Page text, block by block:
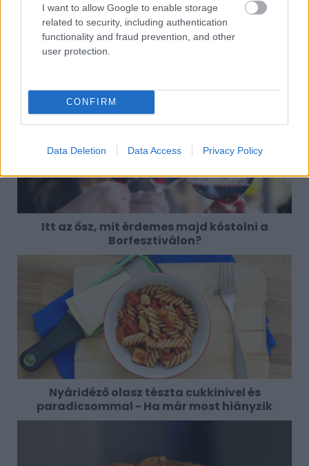
I want to allow Google to enable storage
related to security, including authentication
functionality and fraud prevention, and other
user protection.
CONFIRM
Data Deletion Data Access Privacy Policy
magvak
hüvelyesek chia
fehérjegazdag
húshelyettesítő
kelfélék
Itt az ősz, mit érdemes majd kóstolni a
Borfesztiválon?
Nyáridéző olasz tészta cukkinivel és
paradicsommal - Ha már most hiányzik